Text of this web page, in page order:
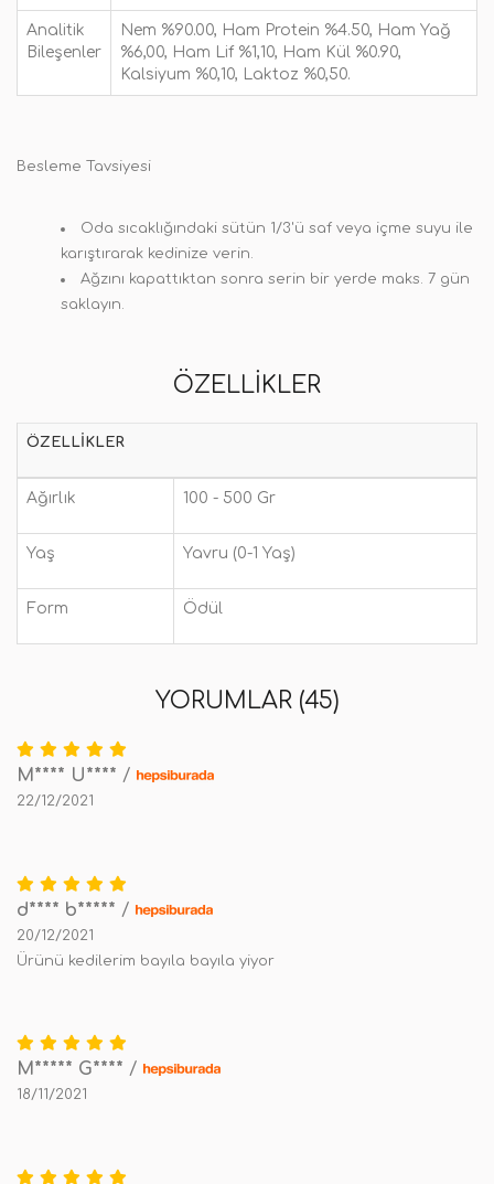
Analitik
Bileşenler
Nem %90.00, Ham Protein %4.50, Ham Yağ
%6,00, Ham Lif %1,10, Ham Kül %0.90,
Kalsiyum %0,10, Laktoz %0,50.
Besleme Tavsiyesi
Oda sıcaklığındaki sütün 1/3'ü saf veya içme suyu ile
karıştırarak kedinize verin.
Ağzını kapattıktan sonra serin bir yerde maks. 7 gün
saklayın.
ÖZELLIKLER
ÖZELLIKLER
Ağırlık 100 - 500 Gr
Yaş Yavru (0-1 Yaş)
Form Ödül
YORUMLAR (45)
M**** U**** /
22/12/2021
d**** b***** /
20/12/2021
Ürünü kedilerim bayıla bayıla yiyor
M***** G**** /
18/11/2021